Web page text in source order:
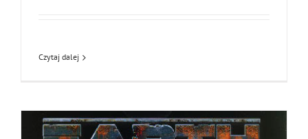
Czytaj dalej